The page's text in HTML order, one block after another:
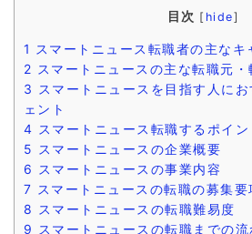
目次 [ hide]
1 スマートニュース転職者の主なキ
2 スマートニュースの主な転職元・
3 スマートニュースを目指す人に
ェント
4 スマートニュース転職するポイン
5 スマートニュースの企業概要
6 スマートニュースの事業内容
7 スマートニュースの転職の募集要
8 スマートニュースの転職難易度
9 スマートニュースの転職までの流